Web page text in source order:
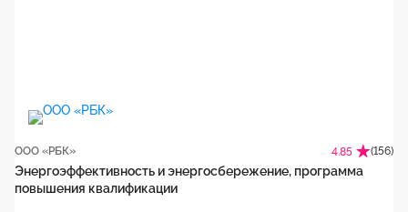
ООО «РБК» 4.85 (156)
Энергоэффективность и энергосбережение, программа
повышения квалификации